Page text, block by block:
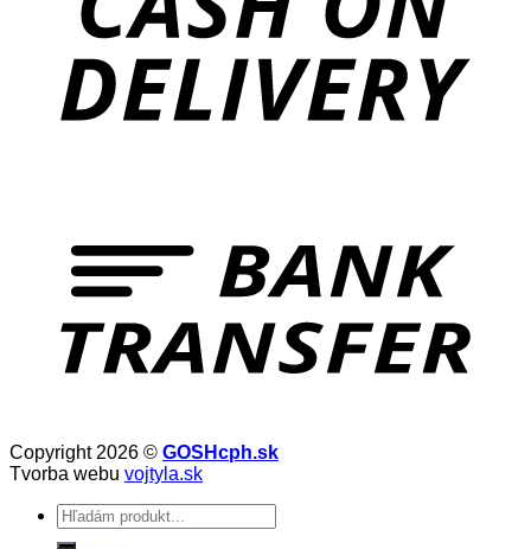
Copyright 2026 © GOSHcph.sk
Tvorba webu vojtyla.sk
Hľadať: